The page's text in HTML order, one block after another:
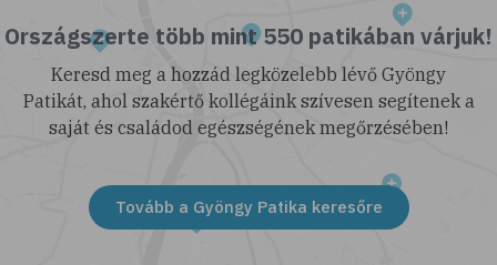
Országszerte több mint 550 patikában várjuk!
Keresd meg a hozzád legközelebb lévő Gyöngy
Patikát, ahol szakértő kollégáink szívesen segítenek a
saját és családod egészségének megőrzésében!
Tovább a Gyöngy Patika keresőre